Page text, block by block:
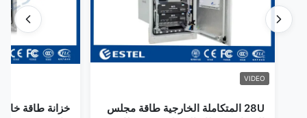
VIDEO
28U المتكاملة الخارجية طاقة مجلس
خزانة طاقة